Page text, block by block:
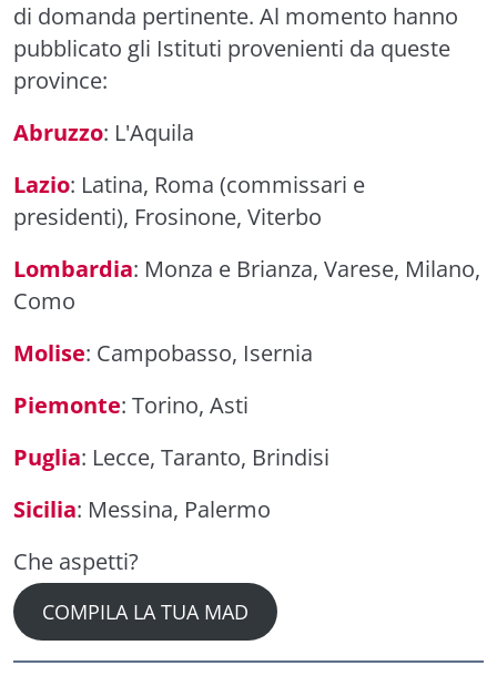
di domanda pertinente. Al momento hanno
pubblicato gli Istituti provenienti da queste
province:
Abruzzo: L'Aquila
Lazio: Latina, Roma (commissari e
presidenti), Frosinone, Viterbo
Lombardia: Monza e Brianza, Varese, Milano,
Como
Molise: Campobasso, Isernia
Piemonte: Torino, Asti
Puglia: Lecce, Taranto, Brindisi
Sicilia: Messina, Palermo
Che aspetti?
COMPILA LA TUA MAD